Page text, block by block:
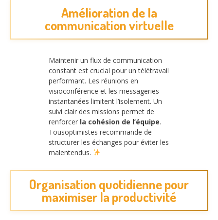
Amélioration de la
communication virtuelle
Maintenir un flux de communication
constant est crucial pour un télétravail
performant. Les réunions en
visioconférence et les messageries
instantanées limitent l’isolement. Un
suivi clair des missions permet de
renforcer la cohésion de l’équipe.
Tousoptimistes recommande de
structurer les échanges pour éviter les
malentendus.
Organisation quotidienne pour
maximiser la productivité